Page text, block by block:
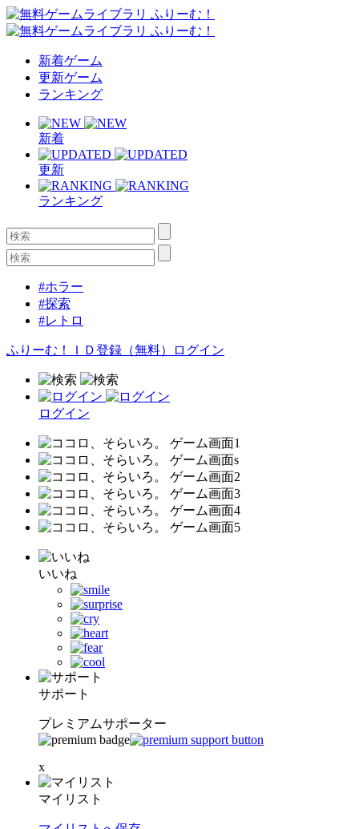
新着ゲーム
更新ゲーム
ランキング
新着
更新
ランキング
#ホラー
#探索
#レトロ
ふりーむ！ＩＤ登録（無料） ログイン
ログイン
いいね
サポート
プレミアムサポーター
x
マイリスト